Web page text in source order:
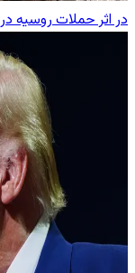
در اثر حملات روسیه